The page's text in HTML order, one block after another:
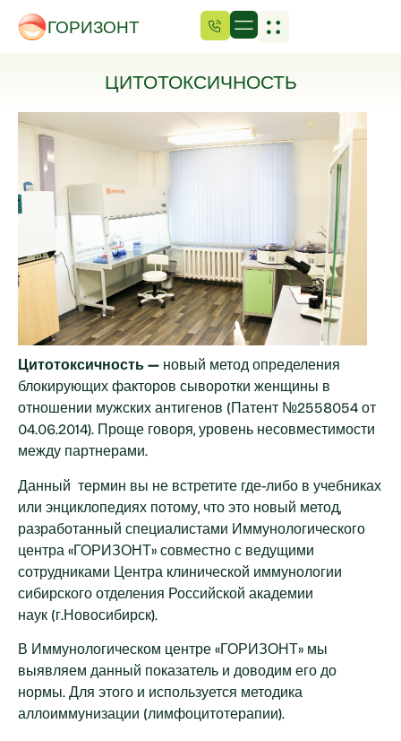
ГОРИЗОНТ
ЦИТОТОКСИЧНОСТЬ
Цитотоксичность — новый метод определения
блокирующих факторов сыворотки женщины в
отношении мужских антигенов (Патент №2558054 от
04.06.2014). Проще говоря, уровень несовместимости
между партнерами.
Данный термин вы не встретите где-либо в учебниках
или энциклопедиях потому, что это новый метод,
разработанный специалистами Иммунологического
центра «ГОРИЗОНТ» совместно с ведущими
сотрудниками Центра клинической иммунологии
сибирского отделения Российской академии
наук (г.Новосибирск).
В Иммунологическом центре «ГОРИЗОНТ» мы
выявляем данный показатель и доводим его до
нормы. Для этого и используется методика
аллоиммунизации (лимфоцитотерапии).